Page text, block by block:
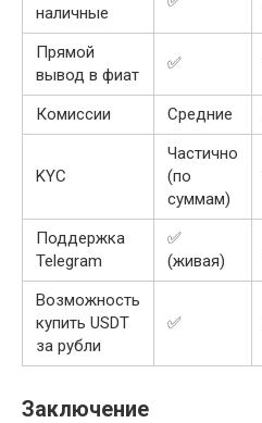
наличные
Прямой
вывод в фиат
✅
Комиссии Средние
KYC
Частично
(по
суммам)
Поддержка
Telegram
✅
(живая)
Возможность
купить USDT
за рубли
✅
Заключение